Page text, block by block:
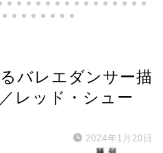
バレエダンサー描
レッド・シュー
2024年1月20日